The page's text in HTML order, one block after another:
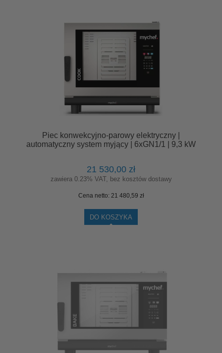
Piec konwekcyjno-parowy elektryczny |
automatyczny system myjący | 6xGN1/1 | 9,3 kW
21 530,00 zł
zawiera 0.23% VAT, bez kosztów dostawy
Cena netto: 21 480,59 zł
DO KOSZYKA